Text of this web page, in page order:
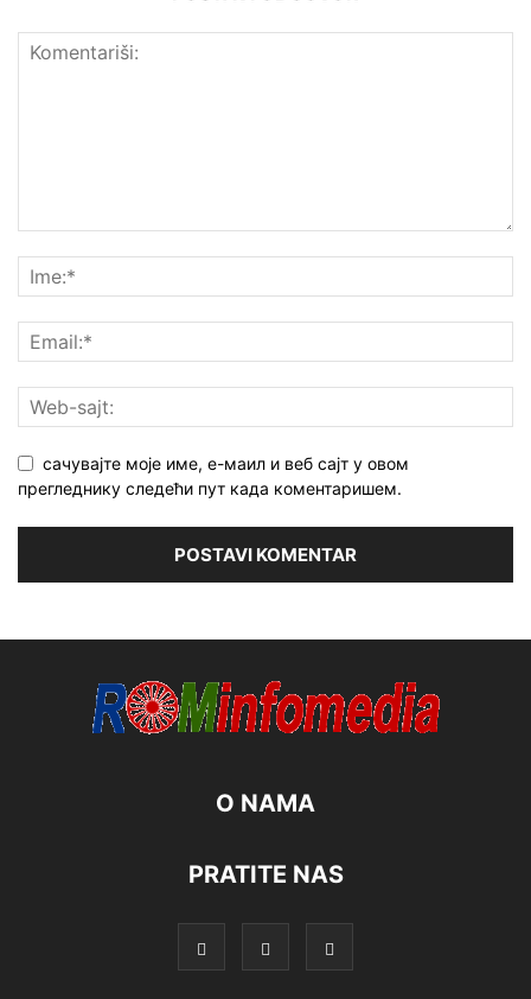
сачувајте моје име, е-маил и веб сајт у овом
прегледнику следећи пут када коментаришем.
O NAMA
PRATITE NAS